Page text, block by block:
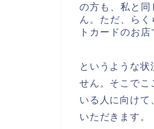
の方も、私と
ん。ただ、ら
トカードのお
というような状
せん。そこでこ
いる人に向けて
いただきます。